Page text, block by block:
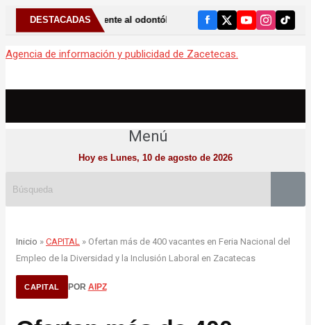
DESTACADAS
al odontólogo puede ayudar a detectar el bruxismo
Agencia de información y publicidad de Zacetecas.
Menú
Hoy es Lunes, 10 de agosto de 2026
Inicio » CAPITAL » Ofertan más de 400 vacantes en Feria Nacional del
Empleo de la Diversidad y la Inclusión Laboral en Zacatecas
CAPITAL POR AIPZ